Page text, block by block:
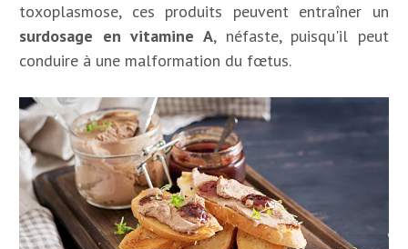
toxoplasmose, ces produits peuvent entraîner un
surdosage en vitamine A, néfaste, puisqu'il peut
conduire à une malformation du fœtus.